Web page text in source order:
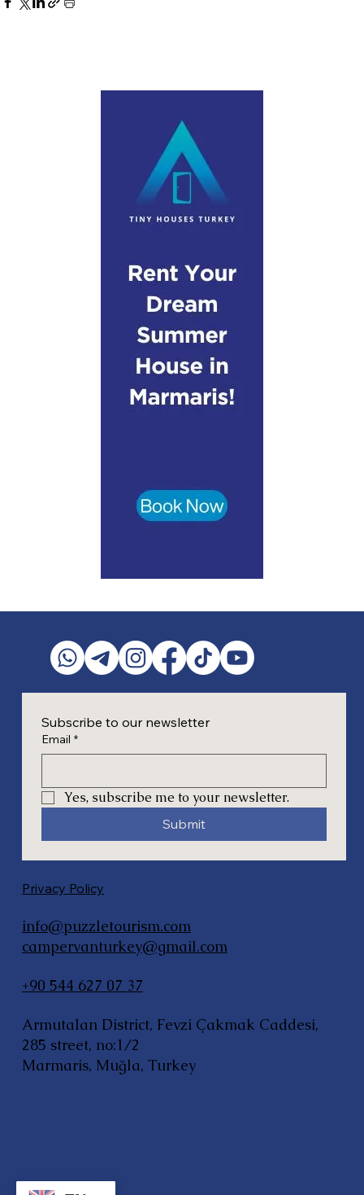
Subscribe to our newsletter
Email *
Yes, subscribe me to your newsletter.
Submit
Privacy Policy
info@puzzletourism.com
campervanturkey@gmail.com
+90 544 627 07 37
Armutalan District, Fevzi Çakmak Caddesi,
285 street, no:1/2
Marmaris, Muğla, Turkey